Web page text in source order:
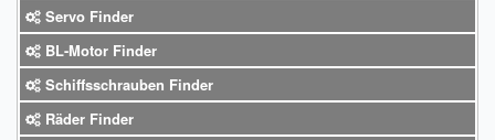
Servo Finder
BL-Motor Finder
Schiffsschrauben Finder
Räder Finder